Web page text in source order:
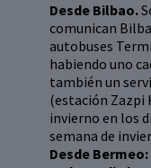
Desde Bilbao.
comunican
autobuses
habiendo uno
también un
(estación Zazpi
invierno en los
semana de
Desde Bermeo: